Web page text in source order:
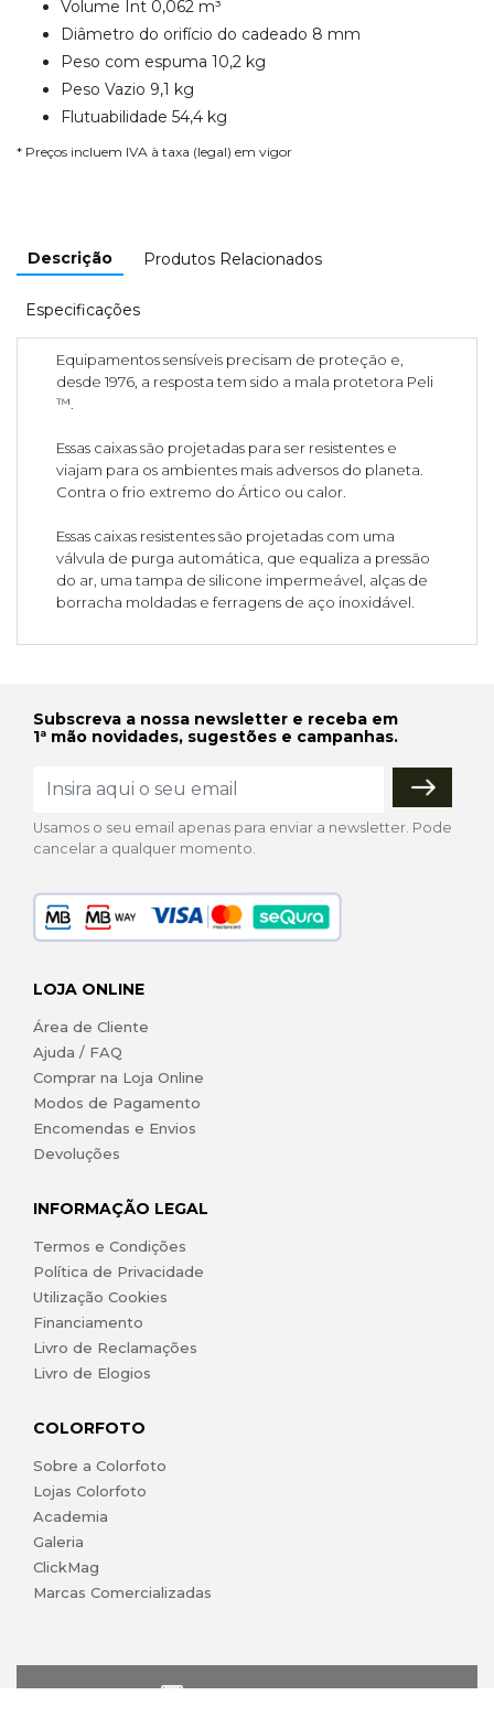
Volume Int 0,062 m³
Diâmetro do orifício do cadeado 8 mm
Peso com espuma 10,2 kg
Peso Vazio 9,1 kg
Flutuabilidade 54,4 kg
* Preços incluem IVA à taxa (legal) em vigor
Descrição Produtos Relacionados
Especificações
Equipamentos sensíveis precisam de proteção e,
desde 1976, a resposta tem sido a mala protetora Peli
™.
Essas caixas são projetadas para ser resistentes e
viajam para os ambientes mais adversos do planeta.
Contra o frio extremo do Ártico ou calor.
Essas caixas resistentes são projetadas com uma
válvula de purga automática, que equaliza a pressão
do ar, uma tampa de silicone impermeável, alças de
borracha moldadas e ferragens de aço inoxidável.
Subscreva a nossa newsletter e receba em
1ª mão novidades, sugestões e campanhas.
Usamos o seu email apenas para enviar a newsletter. Pode
cancelar a qualquer momento.
LOJA ONLINE
Área de Cliente
Ajuda / FAQ
Comprar na Loja Online
Modos de Pagamento
Encomendas e Envios
Devoluções
INFORMAÇÃO LEGAL
Termos e Condições
Política de Privacidade
Utilização Cookies
Financiamento
Livro de Reclamações
Livro de Elogios
COLORFOTO
Sobre a Colorfoto
Lojas Colorfoto
Academia
Galeria
ClickMag
Marcas Comercializadas
lojaonline@colorfoto.pt